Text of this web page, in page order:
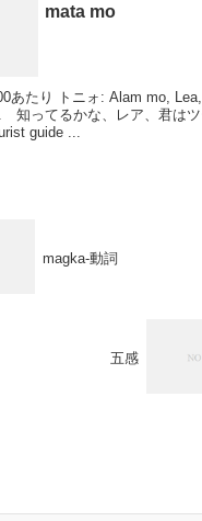
mata mo
あたり トニォ: Alam mo,
知ってるかな、レア、君は
guide ...
magka-動詞
五感